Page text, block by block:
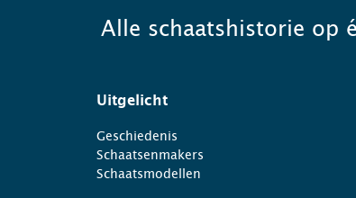
Alle schaatshistorie op
Uitgelicht
Geschiedenis
Schaatsenmakers
Schaatsmodellen